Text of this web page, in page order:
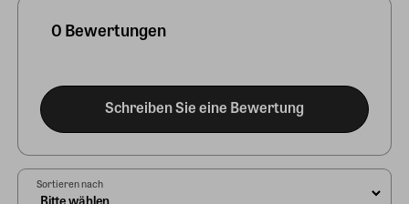
0 Bewertungen
Schreiben Sie eine Bewertung
Sortieren nach